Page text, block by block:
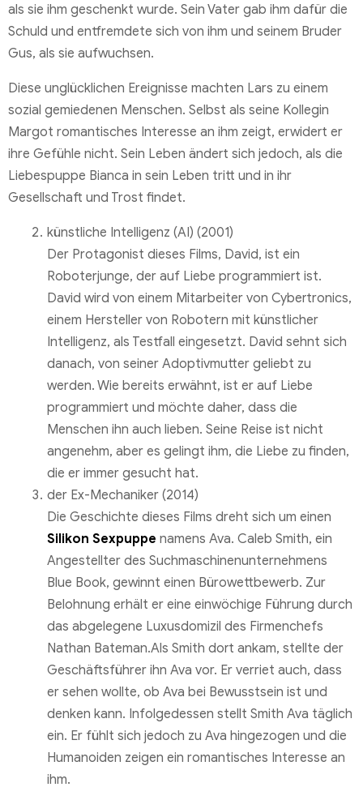
als sie ihm geschenkt wurde. Sein Vater gab ihm dafür die
Schuld und entfremdete sich von ihm und seinem Bruder
Gus, als sie aufwuchsen.
Diese unglücklichen Ereignisse machten Lars zu einem
sozial gemiedenen Menschen. Selbst als seine Kollegin
Margot romantisches Interesse an ihm zeigt, erwidert er
ihre Gefühle nicht. Sein Leben ändert sich jedoch, als die
Liebespuppe Bianca in sein Leben tritt und in ihr
Gesellschaft und Trost findet.
künstliche Intelligenz (AI) (2001)
Der Protagonist dieses Films, David, ist ein
Roboterjunge, der auf Liebe programmiert ist.
David wird von einem Mitarbeiter von Cybertronics,
einem Hersteller von Robotern mit künstlicher
Intelligenz, als Testfall eingesetzt. David sehnt sich
danach, von seiner Adoptivmutter geliebt zu
werden. Wie bereits erwähnt, ist er auf Liebe
programmiert und möchte daher, dass die
Menschen ihn auch lieben. Seine Reise ist nicht
angenehm, aber es gelingt ihm, die Liebe zu finden,
die er immer gesucht hat.
der Ex-Mechaniker (2014)
Die Geschichte dieses Films dreht sich um einen
Silikon Sexpuppe namens Ava. Caleb Smith, ein
Angestellter des Suchmaschinenunternehmens
Blue Book, gewinnt einen Bürowettbewerb. Zur
Belohnung erhält er eine einwöchige Führung durch
das abgelegene Luxusdomizil des Firmenchefs
Nathan Bateman.Als Smith dort ankam, stellte der
Geschäftsführer ihn Ava vor. Er verriet auch, dass
er sehen wollte, ob Ava bei Bewusstsein ist und
denken kann. Infolgedessen stellt Smith Ava täglich
ein. Er fühlt sich jedoch zu Ava hingezogen und die
Humanoiden zeigen ein romantisches Interesse an
ihm.